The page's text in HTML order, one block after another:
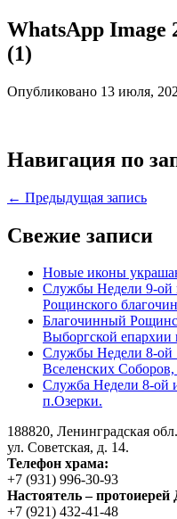
WhatsApp Image
(1)
Опубликовано 13 июля,
Навигация по
← Предыдущая запись
Свежие записи
Новые иконы
Службы Недели 9-ой
Рощинского
Благочинный
Выборгской епархии
Службы Недели 8-ой
Вселенских
Служба Недели 8-ой
п.Озерки.
188820, Ленинградская
ул. Советская, д. 14.
Телефон храма:
+7 (931) 996-30-93
Настоятель –
+7 (921) 432-41-48